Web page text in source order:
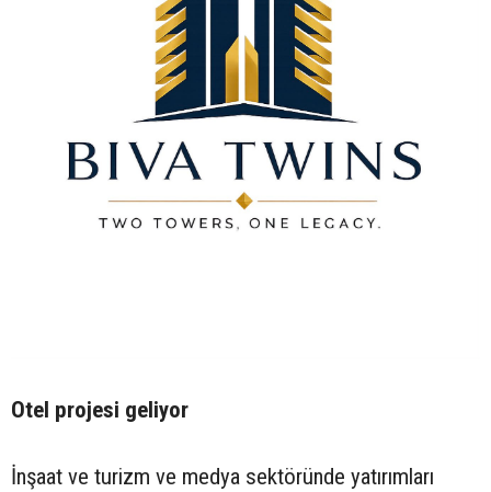
Otel projesi geliyor
İnşaat ve turizm ve medya sektöründe yatırımları